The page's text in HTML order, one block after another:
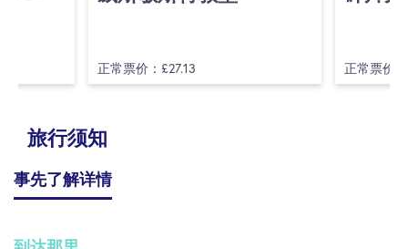
正常票价：£27.13 正常票价
旅行须知
事先了解详情